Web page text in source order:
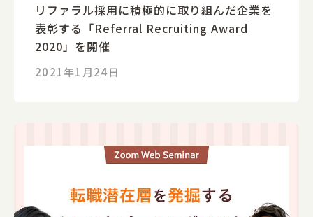
リファラル採用に積極的に取り組んだ企業を
表彰する「Referral Recruiting Award
2020」を開催
2021年1月24日